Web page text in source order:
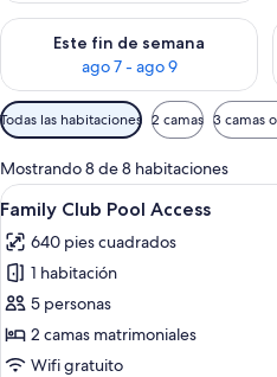
Este fin de semana
ago 7 - ago 9
Consulta la disponibilidad para
Filtros
disponibles
para
las
habitaciones
Todas las habitaciones 2 camas 3 camas
Mostrando 8 de 8 habitaciones
Abrir
todas
las
fotos
de
Family
Club
5
Family Club Pool Access
640 pies cuadrados
1 habitación
5 personas
2 camas matrimoniales
Wifi gratuito